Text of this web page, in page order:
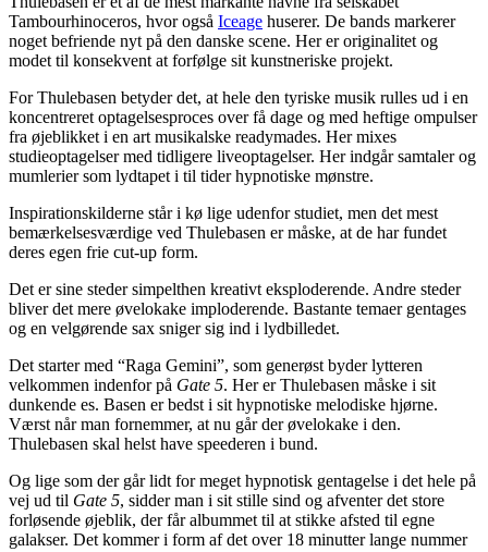
Tambourhinoceros, hvor også Iceage huserer. De bands markerer
noget befriende nyt på den danske scene. Her er originalitet og
modet til konsekvent at forfølge sit kunstneriske projekt.
For Thulebasen betyder det, at hele den tyriske musik rulles ud i en
koncentreret optagelsesproces over få dage og med heftige ompulser
fra øjeblikket i en art musikalske readymades. Her mixes
studieoptagelser med tidligere liveoptagelser. Her indgår samtaler og
mumlerier som lydtapet i til tider hypnotiske mønstre.
Inspirationskilderne står i kø lige udenfor studiet, men det mest
bemærkelsesværdige ved Thulebasen er måske, at de har fundet
deres egen frie cut-up form.
Det er sine steder simpelthen kreativt eksploderende. Andre steder
bliver det mere øvelokake imploderende. Bastante temaer gentages
og en velgørende sax sniger sig ind i lydbilledet.
Det starter med “Raga Gemini”, som generøst byder lytteren
velkommen indenfor på Gate 5. Her er Thulebasen måske i sit
dunkende es. Basen er bedst i sit hypnotiske melodiske hjørne.
Værst når man fornemmer, at nu går der øvelokake i den.
Thulebasen skal helst have speederen i bund.
Og lige som der går lidt for meget hypnotisk gentagelse i det hele på
vej ud til Gate 5, sidder man i sit stille sind og afventer det store
forløsende øjeblik, der får albummet til at stikke afsted til egne
galakser. Det kommer i form af det over 18 minutter lange nummer